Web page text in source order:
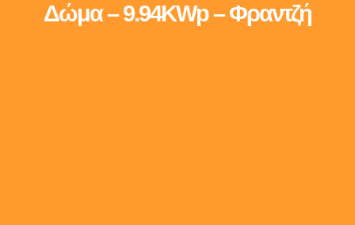
Δώμα – 9.94KWp – Φραντζή